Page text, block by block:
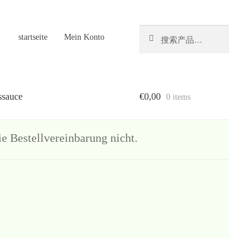
startseite Mein Konto
索：
关于 联系
€0,00 0 items
Bestellvereinbarung nicht.